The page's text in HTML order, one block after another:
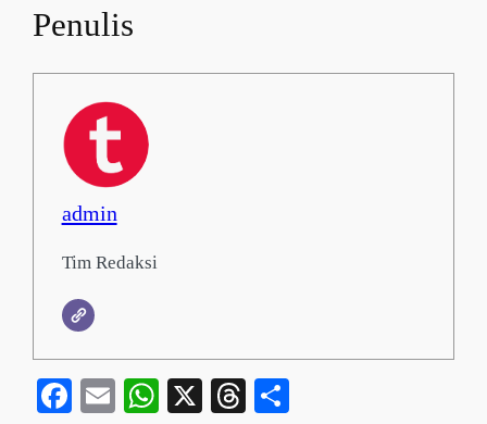
Penulis
admin
Tim Redaksi
Facebook
EmailWhatsApp
X Threads